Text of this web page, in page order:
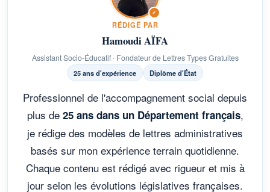
✓
RÉDIGÉ PAR
Hamoudi AÏFA
Assistant Socio-Éducatif · Fondateur de Lettres Types Gratuites
25 ans d'expérience Diplôme d'État
Professionnel de l'accompagnement social depuis
plus de 25 ans dans un Département français,
je rédige des modèles de lettres administratives
basés sur mon expérience terrain quotidienne.
Chaque contenu est rédigé avec rigueur et mis à
jour selon les évolutions législatives françaises.